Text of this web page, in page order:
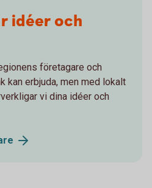
idéer och
företagare och
kan erbjuda, men med lokalt
vi dina idéer och